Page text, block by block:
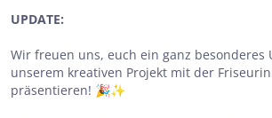
UPDATE:
Wir freuen uns, euch ein ganz besonderes
unserem kreativen Projekt mit der
präsentieren! 🎉✨